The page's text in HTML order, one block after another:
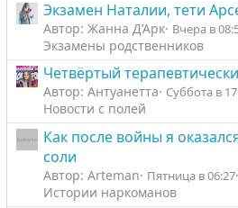
Экзамен Наталии, тети
Автор: Жанна Д’Арк Вчера в
Экзамены родственников
Четвёртый
Автор: Антуанетта Суббота в
Новости с полей
Как после войны я
соли
Автор: Arteman Пятница в 06:27
Истории наркоманов